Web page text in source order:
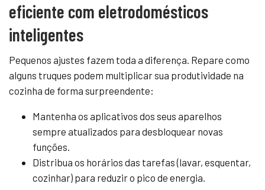
eficiente com eletrodomésticos
inteligentes
Pequenos ajustes fazem toda a diferença. Repare como
alguns truques podem multiplicar sua produtividade na
cozinha de forma surpreendente:
Mantenha os aplicativos dos seus aparelhos
sempre atualizados para desbloquear novas
funções.
Distribua os horários das tarefas (lavar, esquentar,
cozinhar) para reduzir o pico de energia.